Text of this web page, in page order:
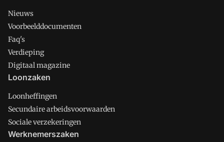
Nieuws
Voorbeelddocumenten
Faq's
Verdieping
Digitaal magazine
Loonzaken
Loonheffingen
Secundaire arbeidsvoorwaarden
Sociale verzekeringen
Werknemerszaken